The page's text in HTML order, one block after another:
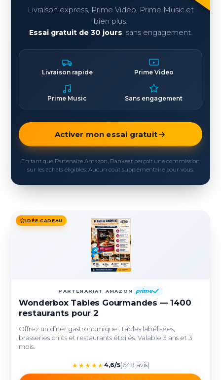
Livraison express, Prime Video, Prime Music et
bien plus.
Essai gratuit de 30 jours, sans engagement.
Livraison rapide Prime Video
Prime Music Sans engagement
Activer mon essai gratuit
En tant que Partenaire Amazon, Rankeat perçoit une commission
sur les achats éligibles. Aucun coût supplémentaire pour vous.
IDÉE CADEAU
PARTENARIAT AMAZON prime
Wonderbox Tables Gourmandes — 1400
restaurants pour 2
Offrez un dîner gastronomique : tables labélisées,
brasseries chics et restaurants étoilés. Valable 3 ans et 3
mois.
★★★★★ 4,6/5(648 avis)